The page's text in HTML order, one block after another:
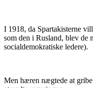
I 1918, da Spartakisterne
som den i Rusland, blev
socialdemokratiske ledere).
Men hæren nægtede at